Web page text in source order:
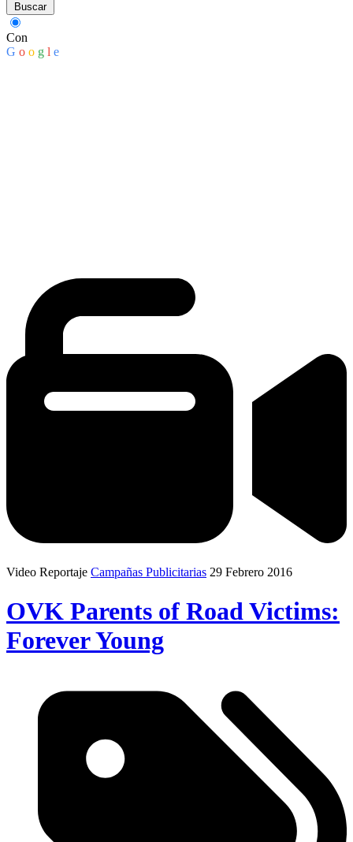
Buscar
Con
G o o g l e
Video Reportaje Campañas Publicitarias 29 Febrero 2016
OVK Parents of Road Victims:
Forever Young